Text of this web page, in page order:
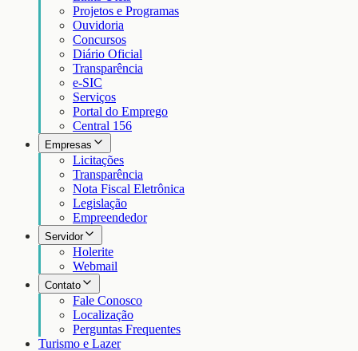
Projetos e Programas
Ouvidoria
Concursos
Diário Oficial
Transparência
e-SIC
Serviços
Portal do Emprego
Central 156
Empresas
Licitações
Transparência
Nota Fiscal Eletrônica
Legislação
Empreendedor
Servidor
Holerite
Webmail
Contato
Fale Conosco
Localização
Perguntas Frequentes
Turismo e Lazer